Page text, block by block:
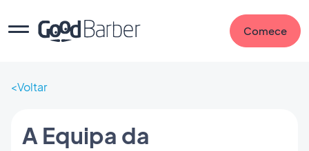
Comece
Voltar
A Equipa da